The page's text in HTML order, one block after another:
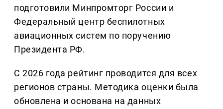
подготовили Минпромторг России и
Федеральный центр беспилотных
авиационных систем по поручению
Президента РФ.
С 2026 года рейтинг проводится для всех
регионов страны. Методика оценки была
обновлена и основана на данных